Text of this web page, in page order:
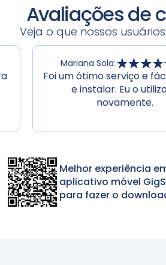
Avaliações de
Veja o que nossos
Mariana Sola:
Foi um ótimo serviço e
e instalar. Eu o
novamente.
Melhor experiência
aplicativo móvel
para fazer o